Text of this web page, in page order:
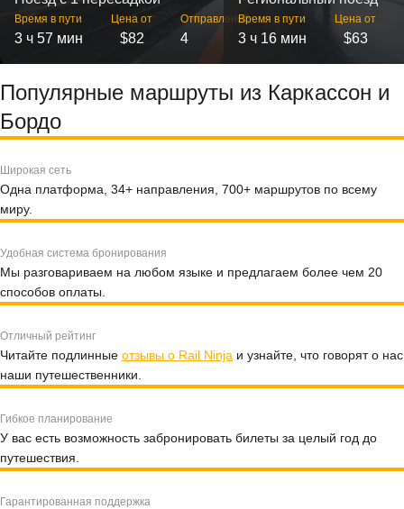
Время в пути
3 ч 57 мин
Цена от
$82
Отправлений
4
Время в пути
3 ч 16 мин
Цена от
$63
Популярные маршруты из Каркассон и
Бордо
Широкая сеть
Одна платформа, 34+ направления, 700+ маршрутов по всему
миру.
Удобная система бронирования
Мы разговариваем на любом языке и предлагаем более чем 20
способов оплаты.
Отличный рейтинг
Читайте подлинные отзывы о Rail Ninja и узнайте, что говорят о нас
наши путешественники.
Гибкое планирование
У вас есть возможность забронировать билеты за целый год до
путешествия.
Гарантированная поддержка